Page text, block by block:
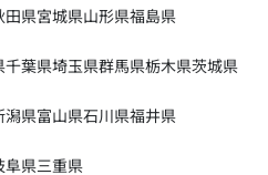
田県宮城県山形県福島県
千葉県埼玉県群馬県栃木県茨城県
潟県富山県石川県福井県
阜県三重県